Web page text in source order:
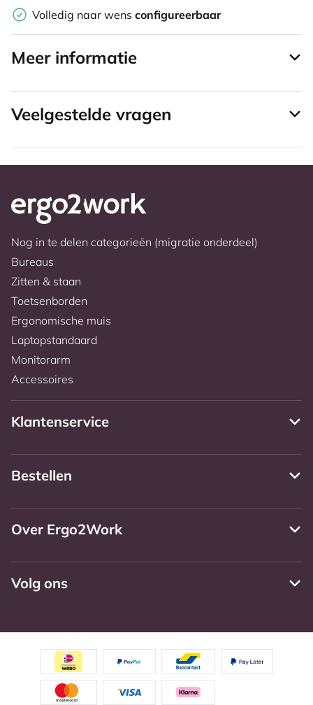
Volledig naar wens configureerbaar
Meer informatie
Veelgestelde vragen
Nog in te delen categorieën (migratie onderdeel)
Bureaus
Zitten & staan
Toetsenborden
Ergonomische muis
Laptopstandaard
Monitorarm
Accessoires
Klantenservice
Bestellen
Over Ergo2Work
Volg ons